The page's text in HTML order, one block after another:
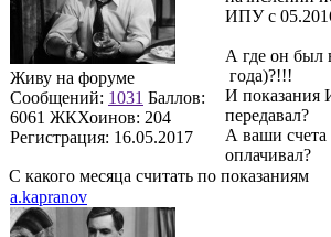
Живу на форуме
Сообщений: 1031 Баллов:
6061 ЖКХоинов: 204
Регистрация: 16.05.2017
ИПУ с
А где он был
года)?!!!
И показания
передавал?
А ваши
оплачивал?
С какого месяца считать по показаниям
a.kapranov